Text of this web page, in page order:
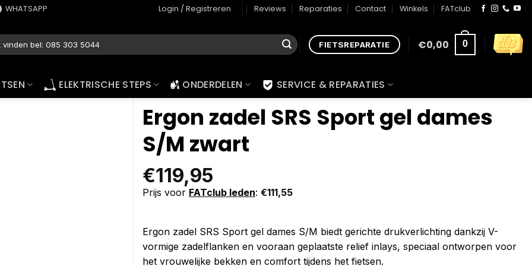
WHATSAPP Login / Registreren Reviews Reparaties Contact Winkels FATclub
FIETSREPARATIE €0,00 0
ELEKTRISCHE STEPS ONDERDELEN SERVICE & REPARATIES
Ergon zadel SRS Sport gel dames
S/M zwart
€119,95
Prijs voor FATclub leden: €111,55
Ergon zadel SRS Sport gel dames S/M biedt gerichte drukverlichting dankzij V-
vormige zadelflanken en vooraan geplaatste relief inlays, speciaal ontworpen voor
het vrouwelijke bekken en comfort tijdens het fietsen.